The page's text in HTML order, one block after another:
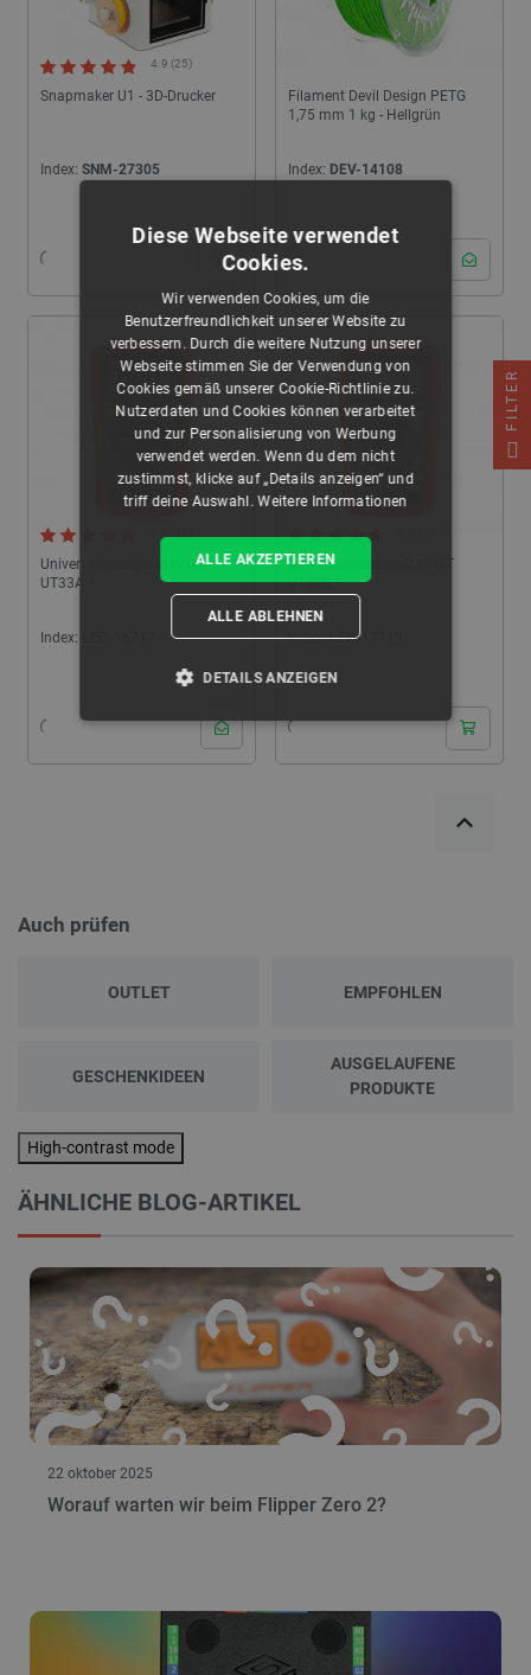
Snapmaker U1 - 3D-Drucker
4.9 (25)
Index: SNM-27305
Filament Devil Design PETG
1,75 mm 1 kg - Hellgrün
Index: DEV-14108
Universalmessgerät UNI-T
UT33A +
Index:
Universalmessgerät UNI-T
UT33B +
Index:LEC-17719
Auch prüfen
OUTLET EMPFOHLEN
GESCHENKIDEEN
AUSGELAUFENE
PRODUKTE
High-contrast mode
ÄHNLICHE BLOG-ARTIKEL
22 oktober 2025
Worauf warten wir beim Flipper Zero 2?
FILTER
Diese Webseite verwendet
Cookies.
Wir verwenden Cookies, um die
Benutzerfreundlichkeit unserer Website zu
verbessern. Durch die weitere Nutzung unserer
Webseite stimmen Sie der Verwendung von
Cookies gemäß unserer Cookie-Richtlinie zu.
Nutzerdaten und Cookies können verarbeitet
und zur Personalisierung von Werbung
verwendet werden. Wenn du dem nicht
zustimmst, klicke auf „Details anzeigen“ und
triff deine Auswahl.Weitere Informationen
ALLE AKZEPTIEREN
ALLE ABLEHNEN
DETAILS ANZEIGEN
UNBEDINGT ERFORDERLICH
Unbedingt erforderliche Cookies ermöglichen
Ohne die unbedingt erforderlichen Cookies kann
die Website nicht ordnungsgemäß verwendet
Domäne
VISITOR_PRIVACY_METADATA
YouTube
.youtube.com
Datenschutzerklärung von Google